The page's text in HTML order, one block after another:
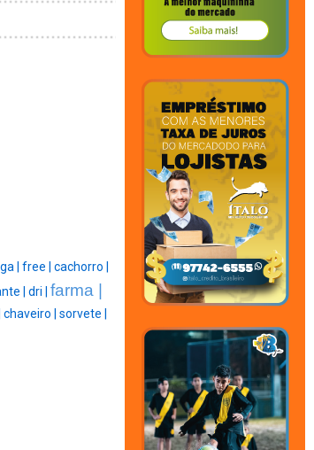
| free | cachorro |
| dri | farma |
chaveiro | sorvete |